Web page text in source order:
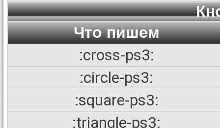
Что пишем
:cross-ps3:
:circle-ps3:
:square-ps3:
:triangle-ps3: